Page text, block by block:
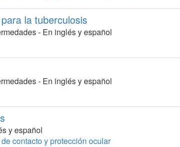
la tuberculosis
- En inglés y español
- En inglés y español
y español
contacto y protección ocular